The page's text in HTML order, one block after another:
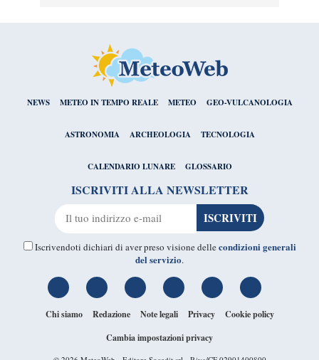
NEWS METEO IN TEMPO REALE METEO GEO-VULCANOLOGIA
ASTRONOMIA ARCHEOLOGIA TECNOLOGIA
CALENDARIO LUNARE GLOSSARIO
ISCRIVITI ALLA NEWSLETTER
Iscrivendoti dichiari di aver preso visione dellecondizioni generali
del servizio.
Chi siamo Redazione Note legali Privacy
Cookie policy
Cambia impostazioni privacy